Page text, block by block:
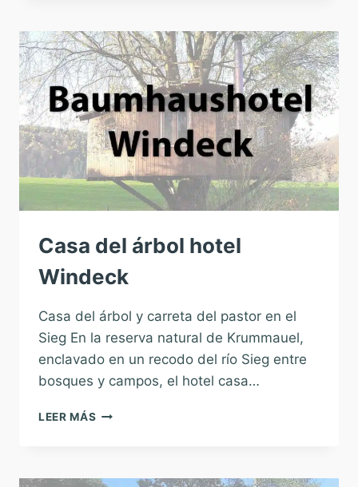
WESERTAL
Casa del árbol hotel
Windeck
Casa del árbol y carreta del pastor en el
Sieg En la reserva natural de Krummauel,
enclavado en un recodo del río Sieg entre
bosques y campos, el hotel casa…
LEER MÁS CASA
WINDECK